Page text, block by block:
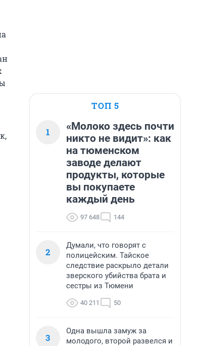
ТОП 5
1
«Молоко здесь почти
никто не видит»: как
на тюменском
заводе делают
продукты, которые
вы покупаете
каждый день
97 648 144
2
Думали, что говорят с
полицейским. Тайское
следствие раскрыло детали
зверского убийства брата и
сестры из Тюмени
40 211 50
3
Одна вышла замуж за
молодого, второй развелся и